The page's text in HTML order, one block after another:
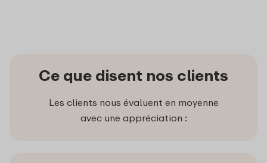
Ce que disent nos clients
Les clients nous évaluent en moyenne
avec une appréciation :